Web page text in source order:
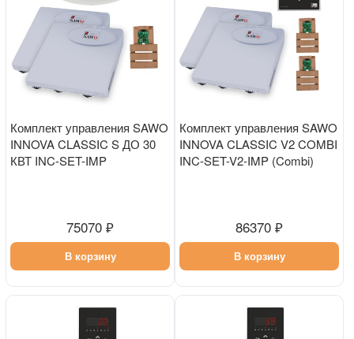
Комплект управления SAWO
INNOVA CLASSIC S ДО 30
КВТ INC-SET-IMP
75070 ₽
В корзину
Комплект управления SAWO
INNOVA CLASSIC V2 COMBI
INC-SET-V2-IMP (Combi)
86370 ₽
В корзину